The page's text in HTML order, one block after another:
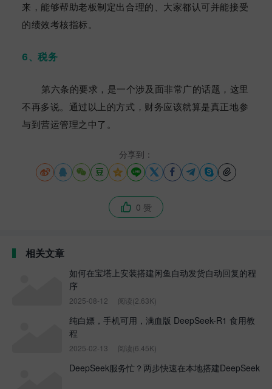
来，能够帮助老板制定出合理的、大家都认可并能接受
的绩效考核指标。
6、税务
第六条的要求，是一个涉及面非常广的话题，这里
不再多说。通过以上的方式，财务应该就算是真正地参
与到营运管理之中了。
分享到：
          
 0 赞
相关文章
如何在宝塔上安装搭建闲鱼自动发货自动回复的程
序
2025-08-12 阅读(2.63K)
纯白嫖，手机可用，满血版 DeepSeek-R1 食用教
程
2025-02-13 阅读(6.45K)
DeepSeek服务忙？两步快速在本地搭建DeepSeek